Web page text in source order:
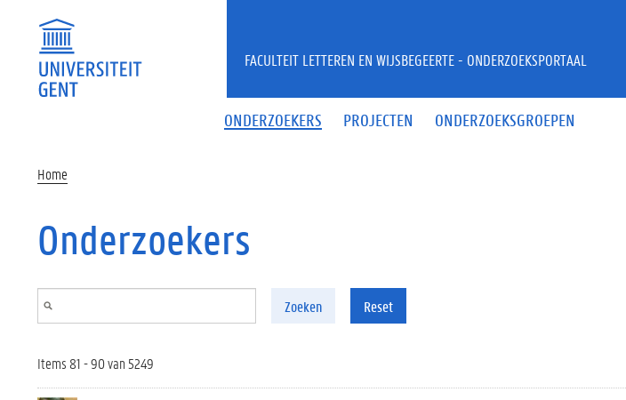
ONDERZOEKERS PROJECTEN ONDERZOEKSGROEPEN
FACULTEIT LETTEREN EN WIJSBEGEERTE - ONDERZOEKSPORTAAL
Home
Onderzoekers
Zoeken Reset
Items 81 - 90 van 5249